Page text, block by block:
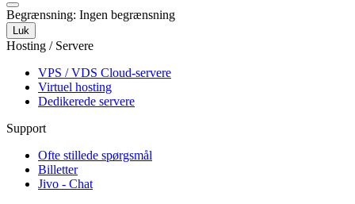
Begrænsning: Ingen begrænsning
Luk
Hosting / Servere
VPS / VDS Cloud-servere
Virtuel hosting
Dedikerede servere
Support
Ofte stillede spørgsmål
Billetter
Jivo - Chat